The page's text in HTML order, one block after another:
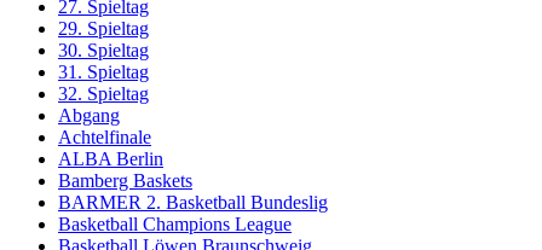
27. Spieltag
29. Spieltag
30. Spieltag
31. Spieltag
32. Spieltag
Abgang
Achtelfinale
ALBA Berlin
Bamberg Baskets
BARMER 2. Basketball Bundeslig
Basketball Champions League